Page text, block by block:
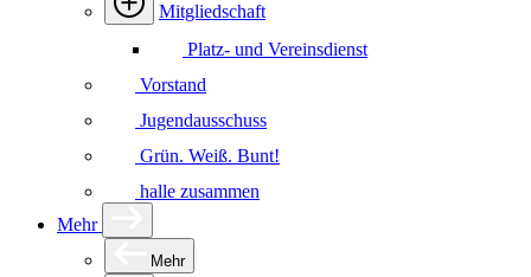
Mitgliedschaft
Platz- und Vereinsdienst
Vorstand
Jugendausschuss
Grün. Weiß. Bunt!
halle zusammen
Mehr
Mehr